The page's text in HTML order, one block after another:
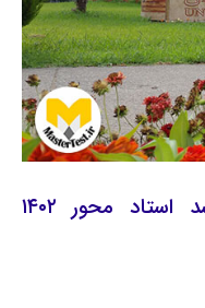
زمان ثبت نام کارشناسی ارشد استاد محور ۱۴۰۲